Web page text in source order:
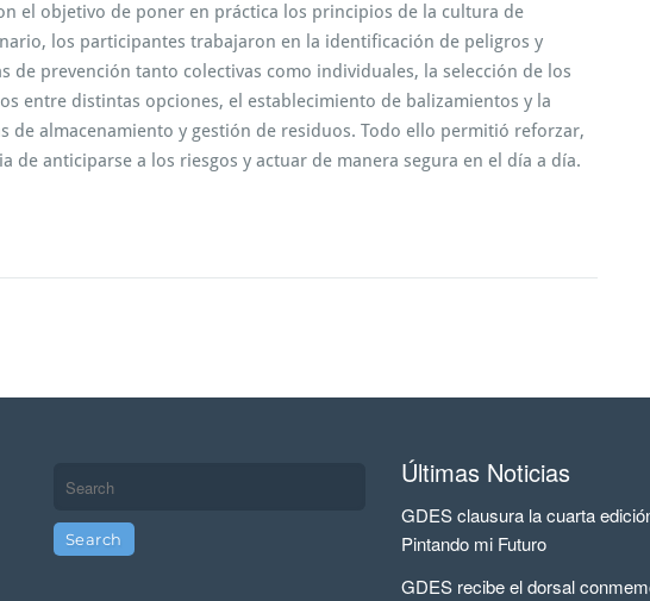
el objetivo de poner en práctica los principios de la cultura de
los participantes trabajaron en la identificación de peligros y
de prevención tanto colectivas como individuales, la selección de los
entre distintas opciones, el establecimiento de balizamientos y la
de almacenamiento y gestión de residuos. Todo ello permitió reforzar,
de anticiparse a los riesgos y actuar de manera segura en el día a día.
Últimas Noticias
GDES clausura la cuarta
Pintando mi Futuro
GDES recibe el dorsal